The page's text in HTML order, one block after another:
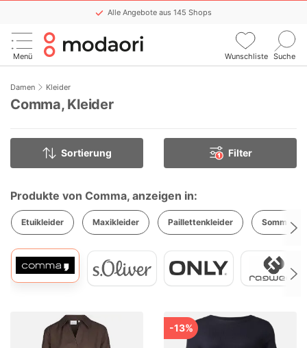
Alle Angebote aus 145 Shops
Keinen Sale mehr verpassen
Menü Wunschliste Suche
Damen Kleider
Comma, Kleider
Sortierung 1 Filter
Produkte von Comma, anzeigen in:
Etuikleider Maxikleider Paillettenkleider
-13%